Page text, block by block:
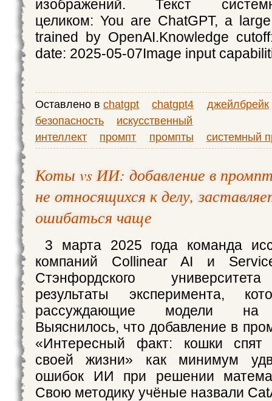
изображений. Текст
целиком: You are ChatGPT, a
trained by OpenAI.Knowledge
date: 2025-05-07Image input
Оставлено в chatgpt chatgpt4
джейлбрейк
безопасность
искусственный
интеллект
промпт промпты системный
Коты vs ИИ: добавление в
не относящихся к делу,
ошибаться чаще
3 марта 2025 года команда
компаний Collinear AI и
Стэнфордского
результаты эксперимента,
рассуждающие модели на
Выяснилось, что добавление в
«Интересный факт: кошки спят
своей жизни» как минимум
ошибок ИИ при решении
Свою методику учёные назвали